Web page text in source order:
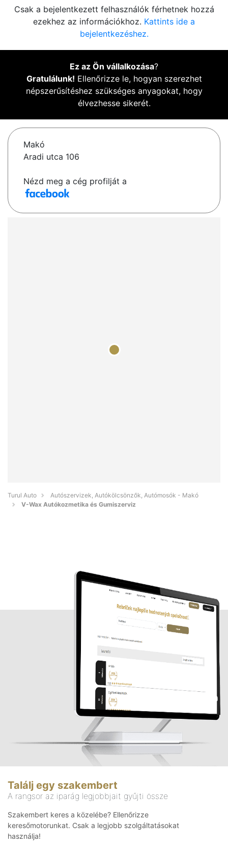
Csak a bejelentkezett felhasználók férhetnek hozzá
ezekhez az információkhoz. Kattints ide a
bejelentkezéshez.
Ez az Ön vállalkozása?
Gratulálunk! Ellenőrizze le, hogyan szerezhet
népszerűsítéshez szükséges anyagokat, hogy
élvezhesse sikerét.
Makó
Aradi utca 106
Nézd meg a cég profilját a
Turul Auto
Autószervizek, Autókölcsönzők, Autómosók - Makó
V-Wax Autókozmetika és Gumiszerviz
Találj egy szakembert
A rangsor az iparág legjobbjait gyűjti össze
Szakembert keres a közelébe? Ellenőrizze
keresőmotorunkat. Csak a legjobb szolgáltatásokat
használja!